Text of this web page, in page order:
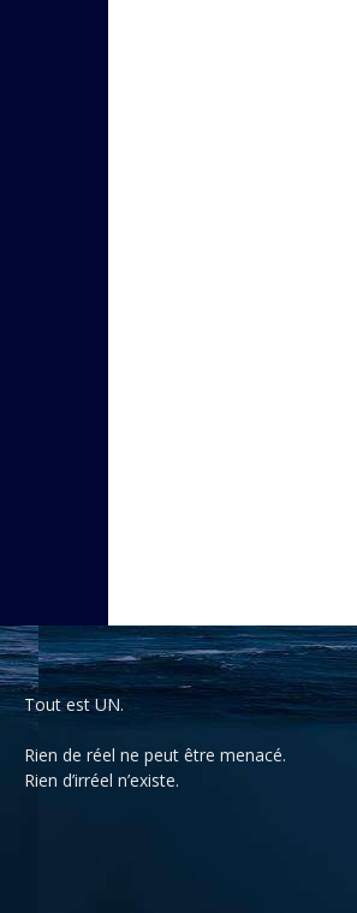
Tout est UN.
Rien de réel ne peut être menacé.
Rien d’irréel n’existe.